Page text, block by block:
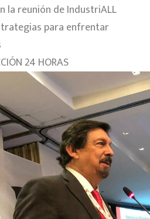
la reunión de IndustriALL
para enfrentar
24 HORAS